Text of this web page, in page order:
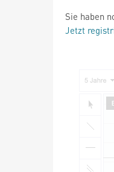
Sie haben
Jetzt